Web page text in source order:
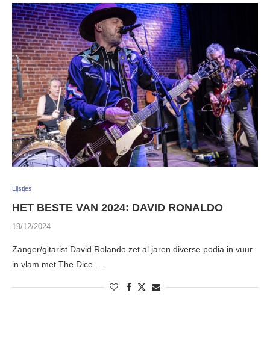
Lijstjes
HET BESTE VAN 2024: DAVID RONALDO
19/12/2024
Zanger/gitarist David Rolando zet al jaren diverse podia in vuur
in vlam met The Dice …